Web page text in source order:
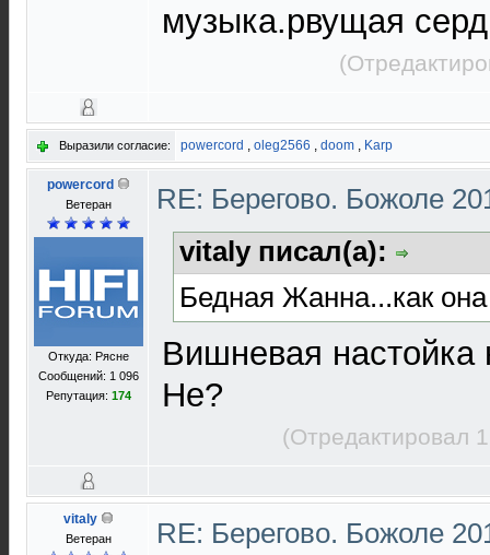
музыка.рвущая
Выразили согласие: powercord , oleg2566 , doom , Karp
powercord
Ветеран
Откуда: Рясне
Сообщений: 1 096
Репутация: 174
RE: Берегово. Божоле
vitaly писал(а):
Бедная Жанна...как
Вишневая настойка
Не?
(Отредактировал
vitaly
Ветеран RE: Берегово. Божоле